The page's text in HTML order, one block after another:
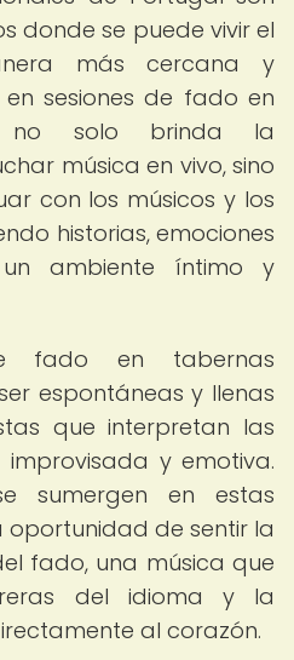
donde se puede vivir el
más cercana y
sesiones de fado en
no solo brinda la
música en vivo, sino
con los músicos y los
historias, emociones
ambiente íntimo y
fado en tabernas
espontáneas y llenas
que interpretan las
y emotiva.
sumergen en estas
oportunidad de sentir la
fado, una música que
del idioma y la
al corazón.